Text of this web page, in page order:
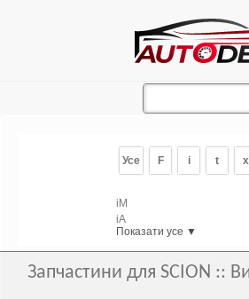
Усе F i t x
iM
iA
Показати усе ▼
Запчастини для SCION ::